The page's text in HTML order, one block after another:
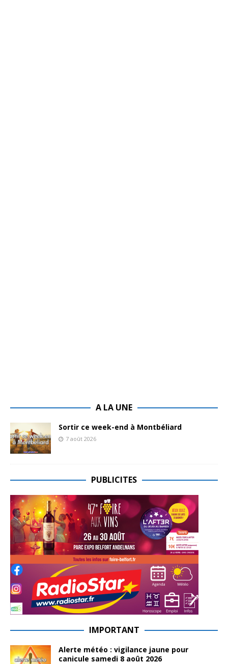
A LA UNE
Sortir ce week-end à Montbéliard
7 août 2026
PUBLICITES
IMPORTANT
Alerte météo : vigilance jaune pour
canicule samedi 8 août 2026